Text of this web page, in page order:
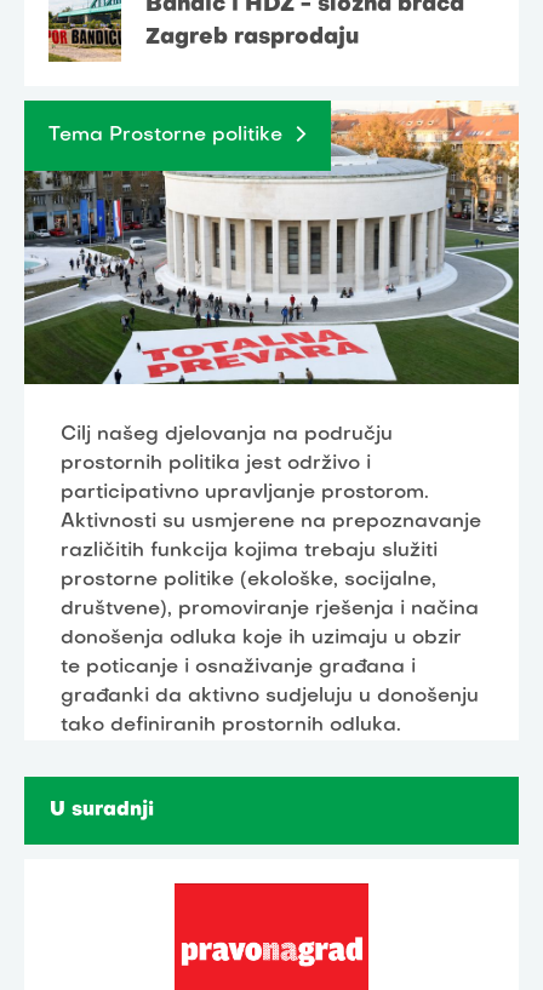
Bandić i HDZ - složna braća
Zagreb rasprodaju
Tema Prostorne politike
Cilj našeg djelovanja na području
prostornih politika jest održivo i
participativno upravljanje prostorom.
Aktivnosti su usmjerene na prepoznavanje
različitih funkcija kojima trebaju služiti
prostorne politike (ekološke, socijalne,
društvene), promoviranje rješenja i načina
donošenja odluka koje ih uzimaju u obzir
te poticanje i osnaživanje građana i
građanki da aktivno sudjeluju u donošenju
tako definiranih prostornih odluka.
U suradnji